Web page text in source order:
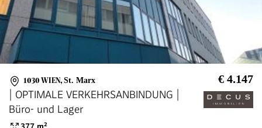
1030 WIEN, St. Marx € 4.147
| OPTIMALE VERKEHRSANBINDUNG |
Büro- und Lager